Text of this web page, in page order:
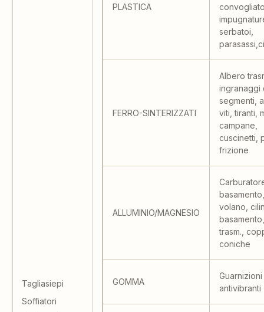
Tagliasiepi
Soffiatori
PLASTICA
serbatoi,
FERRO-SINTERIZZATI
Albero
ingranaggi
segmenti,
viti, tiranti,
campane,
cuscinetti,
frizione
ALLUMINIO/MAGNESIO
volano,
trasm.,
coniche
GOMMA
antivibranti